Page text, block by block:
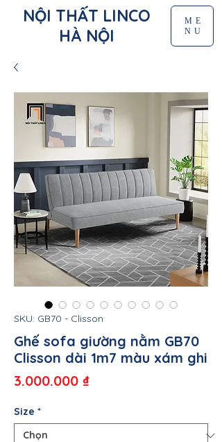
NỘI THẤT LINCO
HÀ NỘI
ME
NU
SKU: GB70 - Clisson
Ghế sofa giường nằm GB70
Clisson dài 1m7 màu xám ghi
3.000.000 ₫Giá
Size *